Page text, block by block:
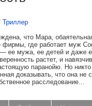
Триллер
что Мара,
фирмы, где работает муж
— ее мужа, ее детей и даже
растет, и
паранойю. Но никто
доказывать, что она не
расследование...